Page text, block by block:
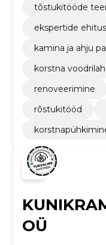
tõstukitööde
ekspertide
kamina ja ahju
korstna
renoveerimine
rõstukitööd
OÜ